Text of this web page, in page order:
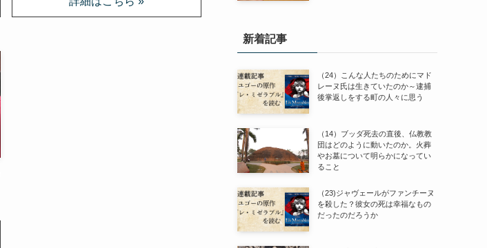
新着記事
（24）こんな人たちのためにマド
レーヌ氏は生きていたのか～逮捕
後掌返しをする町の人々に思う
（14）ブッダ死去の直後、仏教教
団はどのように動いたのか。火葬
やお墓について明らかになってい
ること
（23)ジャヴェールがファンチーヌ
を殺した？彼女の死は幸福なもの
だったのだろうか